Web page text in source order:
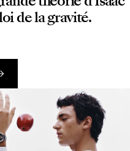
de la gravité.